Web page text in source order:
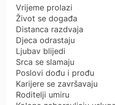
Vrijeme prolazi
Život se događa
Distanca razdvaja
Djeca odrastaju
Ljubav blijedi
Srca se slamaju
Poslovi dođu i prođu
Karijere se završavaju
Roditelji umiru